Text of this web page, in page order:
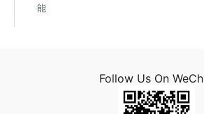
能
Follow Us On